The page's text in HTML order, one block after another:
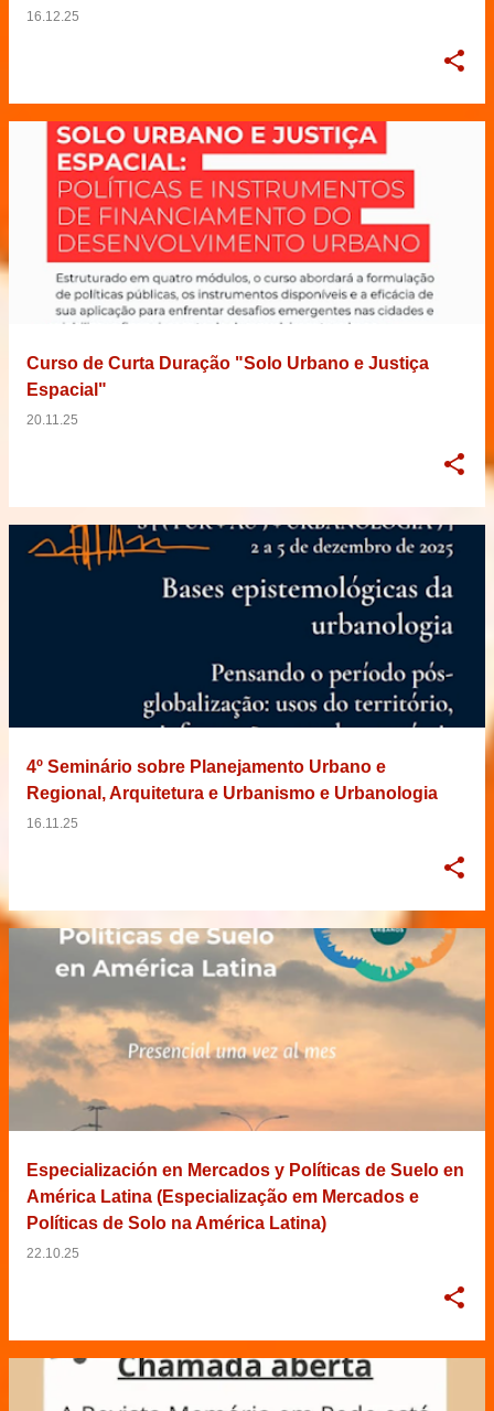
16.12.25
Curso de Curta Duração "Solo Urbano e Justiça
Espacial"
20.11.25
4º Seminário sobre Planejamento Urbano e
Regional, Arquitetura e Urbanismo e Urbanologia
16.11.25
Especialización en Mercados y Políticas de Suelo en
América Latina (Especialização em Mercados e
Políticas de Solo na América Latina)
22.10.25